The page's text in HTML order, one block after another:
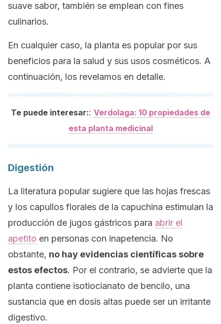
suave sabor, también se emplean con fines
culinarios.
En cualquier caso, la planta es popular por sus
beneficios para la salud y sus usos cosméticos. A
continuación, los revelamos en detalle.
Te puede interesar:: Verdolaga: 10 propiedades de
esta planta medicinal
Digestión
La literatura popular sugiere que las hojas frescas
y los capullos florales de la capuchina estimulan la
producción de jugos gástricos para abrir el
apetito en personas con inapetencia. No
obstante, no hay evidencias científicas sobre
estos efectos. Por el contrario, se advierte que la
planta contiene isotiocianato de bencilo, una
sustancia que en dosis altas puede ser un irritante
digestivo.